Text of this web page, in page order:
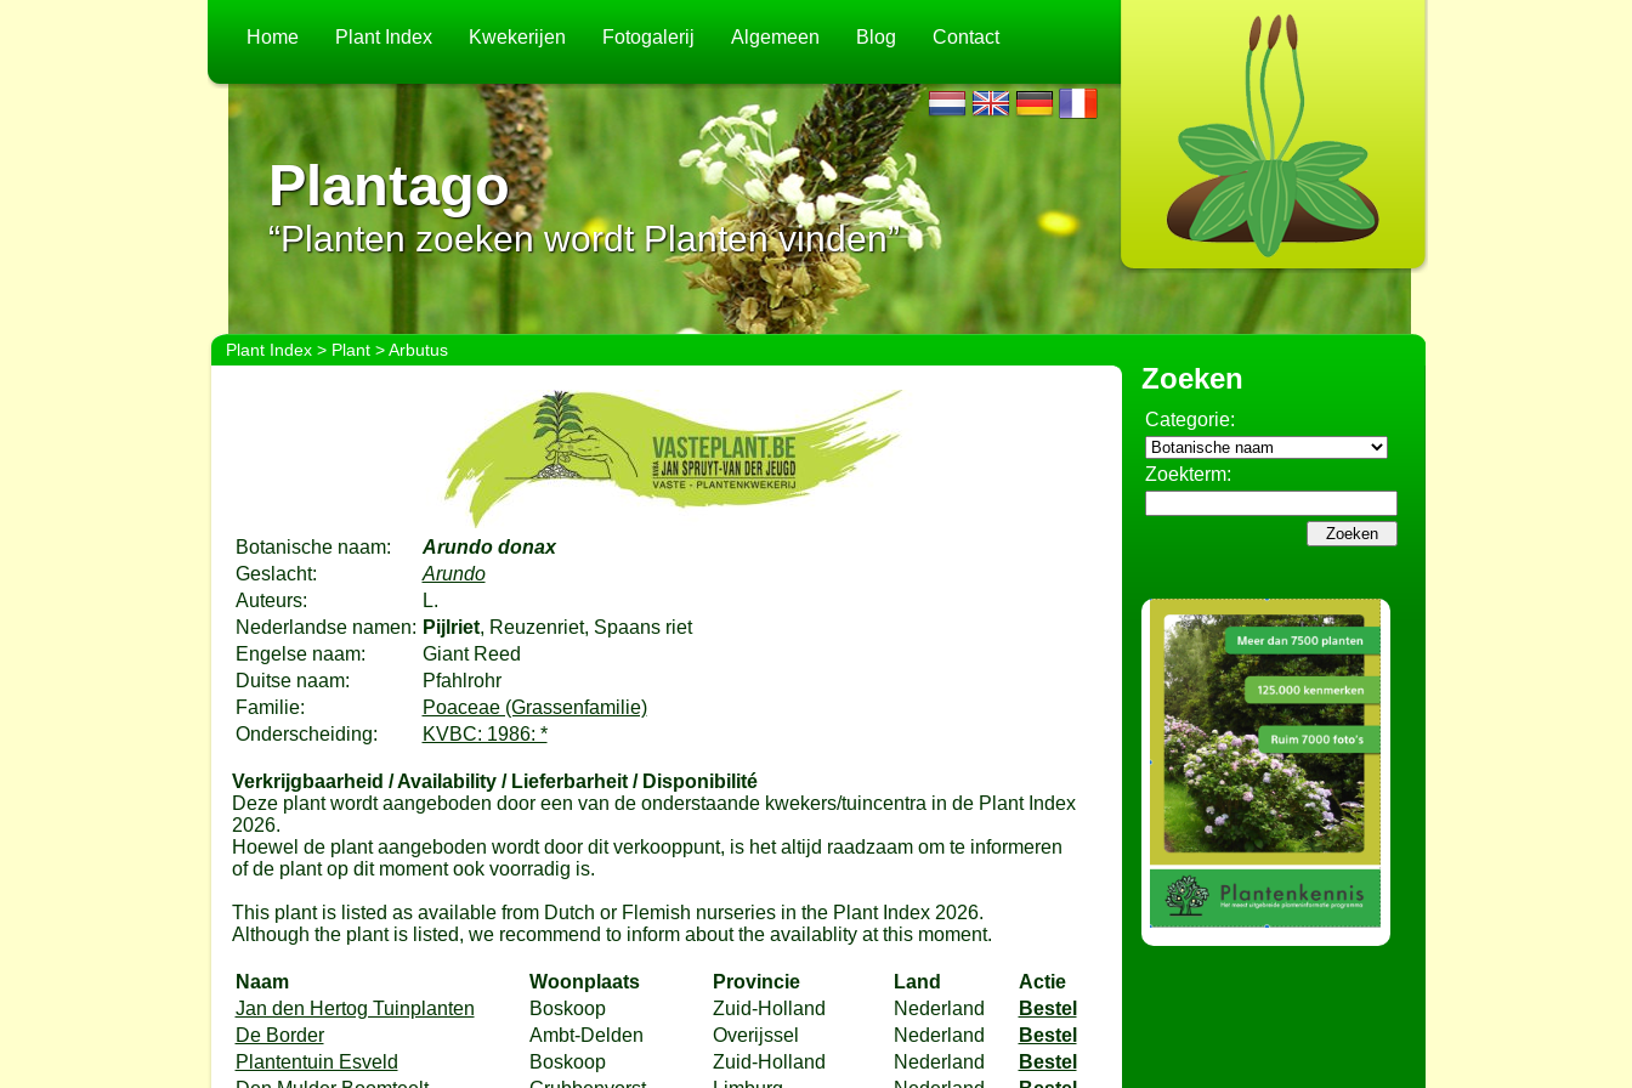
Home Plant Index Kwekerijen Fotogalerij Algemeen Blog Contact
Plantago
“Planten zoeken wordt Planten vinden”
Plant Index> Plant> Arbutus
Botanische naam:
Arundo donax
Geslacht:
Arundo
Auteurs:
L.
Nederlandse namen: Pijlriet, Reuzenriet, Spaans riet
Engelse naam:
Giant Reed
Duitse naam:
Pfahlrohr
Familie:
Poaceae (Grassenfamilie)
Onderscheiding:
KVBC: 1986: *
Verkrijgbaarheid / Availability / Lieferbarheit / Disponibilité
Deze plant wordt aangeboden door een van de onderstaande kwekers/tuincentra in de Plant Index
2026.
Hoewel de plant aangeboden wordt door dit verkooppunt, is het altijd raadzaam om te informeren
of de plant op dit moment ook voorradig is.
This plant is listed as available from Dutch or Flemish nurseries in the Plant Index 2026.
Although the plant is listed, we recommend to inform about the availablity at this moment.
Naam Woonplaats Provincie Land
Actie
Jan den Hertog Tuinplanten
Boskoop Zuid-Holland Nederland
Bestel
De Border
Ambt-Delden Overijssel Nederland
Bestel
Plantentuin Esveld
Boskoop Zuid-Holland Nederland
Bestel
Zoeken
Categorie:
Zoekterm: